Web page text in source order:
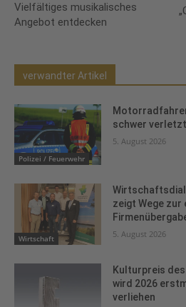
Vielfältiges musikalisches
Angebot entdecken
verwandter Artikel
Polizei / Feuerwehr
schwer verletzt
5. August 2026
Wirtschaft
zeigt Wege
5. August 2026
Kulturpreis
wird 2026
verliehen